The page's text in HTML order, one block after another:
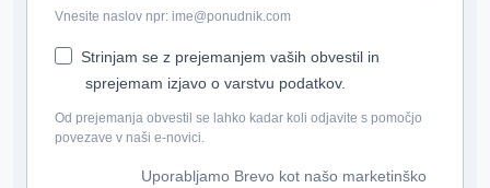
Vnesite naslov npr: ime@ponudnik.com
Strinjam se z prejemanjem vaših obvestil in
sprejemam izjavo o varstvu podatkov.
Od prejemanja obvestil se lahko kadar koli odjavite s pomočjo
povezave v naši e-novici.
Uporabljamo Brevo kot našo marketinško